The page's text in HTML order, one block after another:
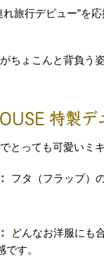
れ旅行デビュー”を
ちょこんと背負う
特製デ
とっても可愛いミ
フタ（フラップ）
どんなお洋服にも
す。